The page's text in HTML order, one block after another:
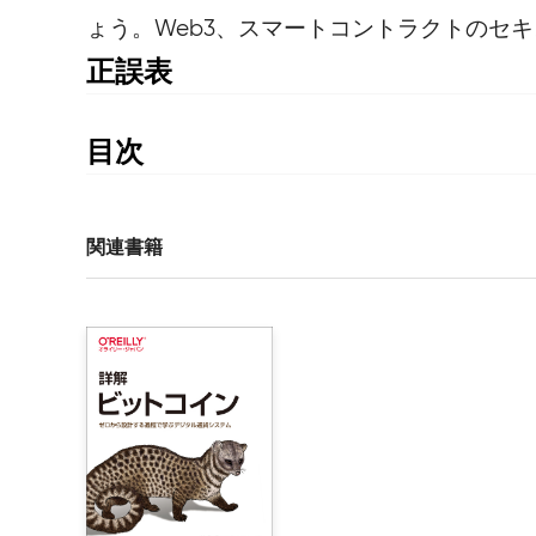
ょう。Web3、スマートコントラクトのセ
正誤表
ちの書籍の刷数をご確認の上、ご利用ください。
2024年3月更新
Parityは注釈4に示したとおりOpenEthereumコミ
ある手順で「OpenEthereum」を用いるようにして
■P.70 15行目のコマンド
【誤】$ npm install openzeppelin-solidity
【正】$ npm install openzeppelin-solidity@3.2.0
目次
第I部　イーサリアムブロックチェーンの紹介
    1.1　ブロックチェーンの略史
    1.2　ブロックチェーンの特徴
        1.2.1　非中央集権ネットワーク
        1.2.2　コンセンサスプロトコル
        1.2.3　トランザクションの処理
        1.2.4　トランザクションのファイナリティ
        1.2.5　ハードフォーク
関連書籍